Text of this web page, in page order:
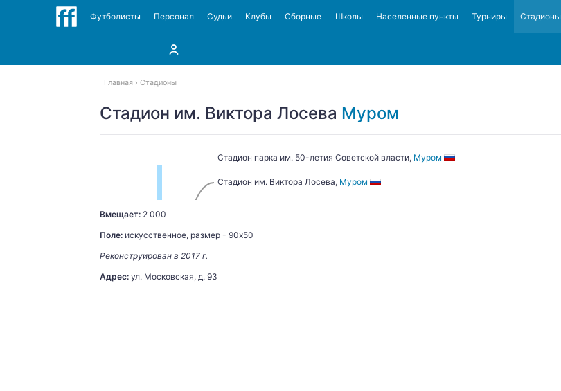
Футболисты Персонал Судьи Клубы Сборные Школы Населенные пункты Турниры Стадионы
Главная Стадионы
Стадион им. Виктора Лосева Муром
Стадион парка им. 50-летия Советской власти, Муром
Стадион им. Виктора Лосева, Муром
Вмещает: 2 000
Поле: искусственное, размер - 90х50
Реконструирован в 2017 г.
Адрес: ул. Московская, д. 93